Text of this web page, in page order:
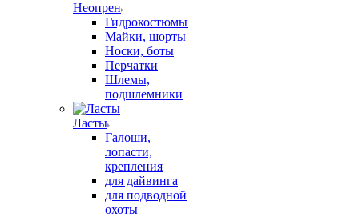
Неопрен
Гидрокостюмы
Майки, шорты
Носки, боты
Перчатки
Шлемы,
подшлемники
Ласты
Галоши,
лопасти,
крепления
для дайвинга
для подводной
охоты